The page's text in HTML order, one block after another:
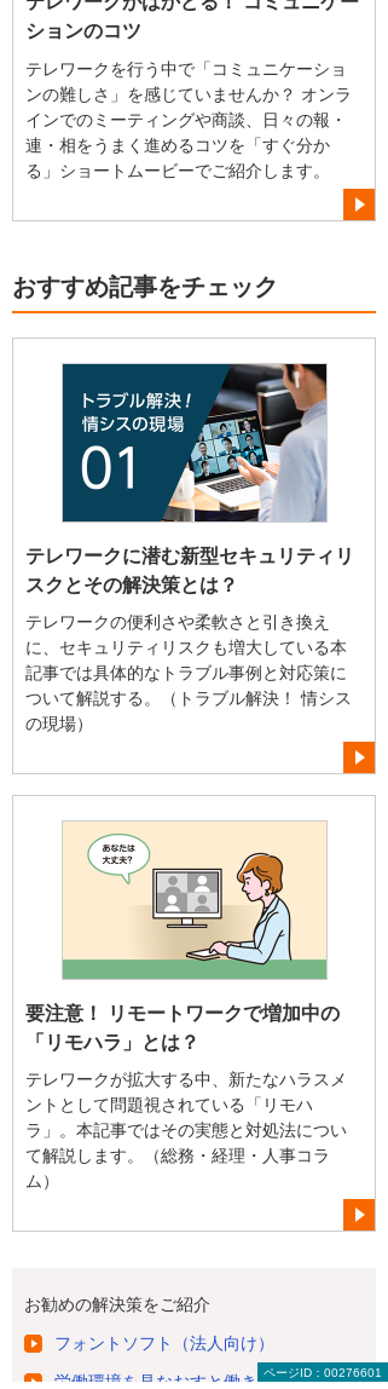
ションのコツ
テレワークを行う中で「コミュニケーショ
ンの難しさ」を感じていませんか？ オンラ
インでのミーティングや商談、日々の報・
連・相をうまく進めるコツを「すぐ分か
る」ショートムービーでご紹介します。
おすすめ記事をチェック
テレワークに潜む新型セキュリティリ
スクとその解決策とは？
テレワークの便利さや柔軟さと引き換え
に、セキュリティリスクも増大している本
記事では具体的なトラブル事例と対応策に
ついて解説する。（トラブル解決！ 情シス
の現場）
要注意！ リモートワークで増加中の
「リモハラ」とは？
テレワークが拡大する中、新たなハラスメ
ントとして問題視されている「リモハ
ラ」。本記事ではその実態と対処法につい
て解説します。（総務・経理・人事コラ
ム）
お勧めの解決策をご紹介
フォントソフト（法人向け）
労働環境を見なおすと働き方が変わる
ページID：00276601